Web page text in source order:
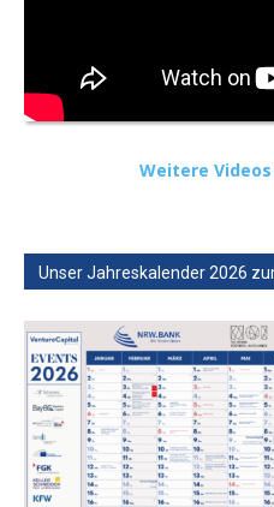
Weitere
Unser Jahreskalender 2026